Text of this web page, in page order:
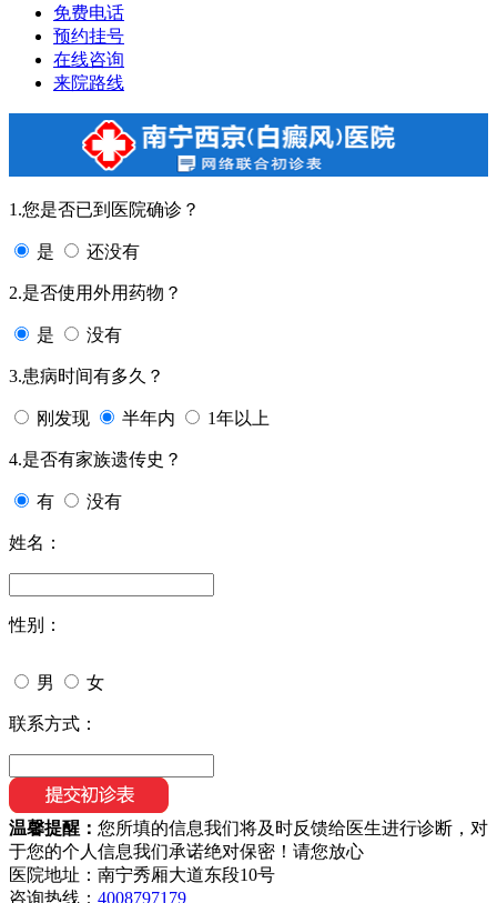
免费电话
预约挂号
在线咨询
来院路线
1.您是否已到医院确诊？
是 还没有
2.是否使用外用药物？
是 没有
3.患病时间有多久？
刚发现 半年内 1年以上
4.是否有家族遗传史？
有 没有
姓名：
性别：
男 女
联系方式：
温馨提醒： 您所填的信息我们将及时反馈给医生进行诊断，对
于您的个人信息我们承诺绝对保密！请您放心
医院地址：南宁秀厢大道东段10号
咨询热线： 4008797179